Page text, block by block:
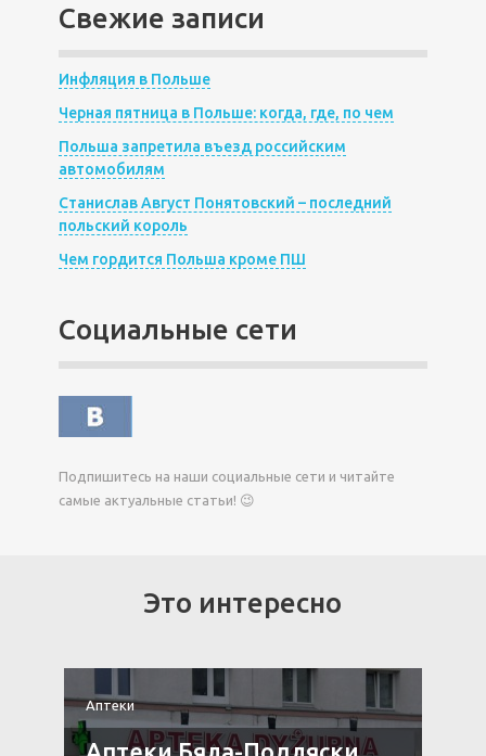
Свежие записи
Инфляция в Польше
Черная пятница в Польше: когда, где, по чем
Польша запретила въезд российским
автомобилям
Станислав Август Понятовский – последний
польский король
Чем гордится Польша кроме ПШ
Социальные сети
Подпишитесь на наши социальные сети и читайте
самые актуальные статьи! 😉
Это интересно
Аптеки